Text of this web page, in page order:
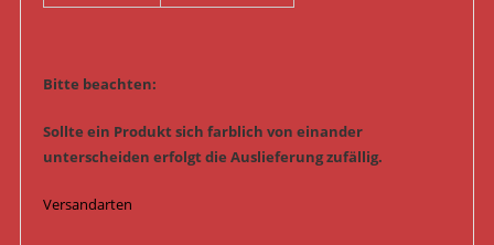
Bitte beachten:
Sollte ein Produkt sich farblich von einander
unterscheiden erfolgt die Auslieferung zufällig.
Versandarten